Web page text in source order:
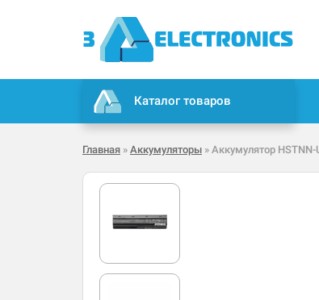
Каталог товаров
Главная » Аккумуляторы » Аккумулятор HSTNN-